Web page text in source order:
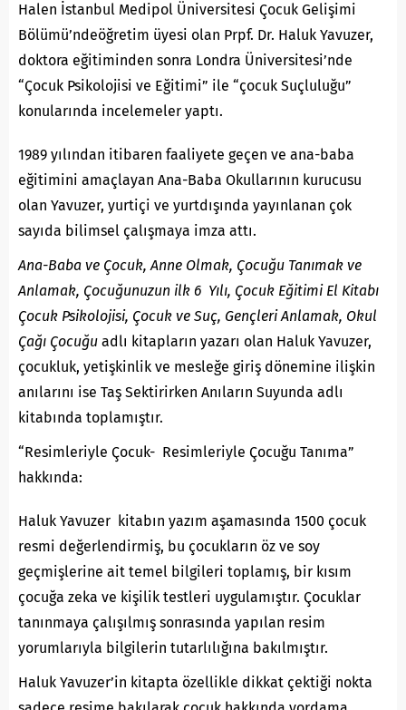
Halen İstanbul Medipol Üniversitesi Çocuk Gelişimi
Bölümü’ndeöğretim üyesi olan Prpf. Dr. Haluk Yavuzer,
doktora eğitiminden sonra Londra Üniversitesi’nde
“Çocuk Psikolojisi ve Eğitimi” ile “çocuk Suçluluğu”
konularında incelemeler yaptı.
1989 yılından itibaren faaliyete geçen ve ana-baba
eğitimini amaçlayan Ana-Baba Okullarının kurucusu
olan Yavuzer, yurtiçi ve yurtdışında yayınlanan çok
sayıda bilimsel çalışmaya imza attı.
Ana-Baba ve Çocuk, Anne Olmak, Çocuğu Tanımak ve
Anlamak, Çocuğunuzun ilk 6 Yılı, Çocuk Eğitimi El Kitabı
Çocuk Psikolojisi, Çocuk ve Suç, Gençleri Anlamak, Okul
Çağı Çocuğu adlı kitapların yazarı olan Haluk Yavuzer,
çocukluk, yetişkinlik ve mesleğe giriş dönemine ilişkin
anılarını ise Taş Sektirirken Anıların Suyunda adlı
kitabında toplamıştır.
“Resimleriyle Çocuk- Resimleriyle Çocuğu Tanıma”
hakkında:
Haluk Yavuzer kitabın yazım aşamasında 1500 çocuk
resmi değerlendirmiş, bu çocukların öz ve soy
geçmişlerine ait temel bilgileri toplamış, bir kısım
çocuğa zeka ve kişilik testleri uygulamıştır. Çocuklar
tanınmaya çalışılmış sonrasında yapılan resim
yorumlarıyla bilgilerin tutarlılığına bakılmıştır.
Haluk Yavuzer’in kitapta özellikle dikkat çektiği nokta